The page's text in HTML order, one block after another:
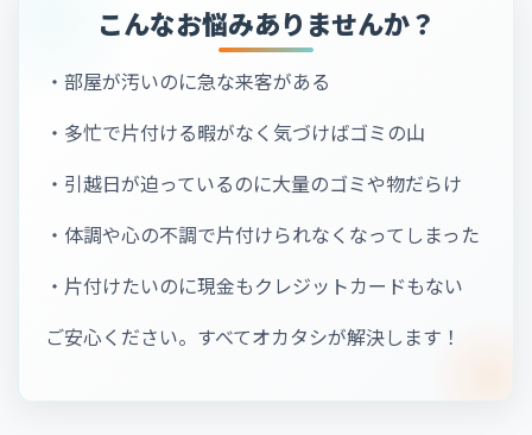
こんなお悩みありませんか？
・部屋が汚いのに急な来客がある
・多忙で片付ける暇がなく気づけばゴミの山
・引越日が迫っているのに大量のゴミや物だらけ
・体調や心の不調で片付けられなくなってしまった
・片付けたいのに現金もクレジットカードもない
ご安心ください。すべてオカタシが解決します！